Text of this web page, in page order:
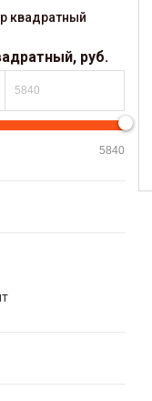
квадратный
руб.